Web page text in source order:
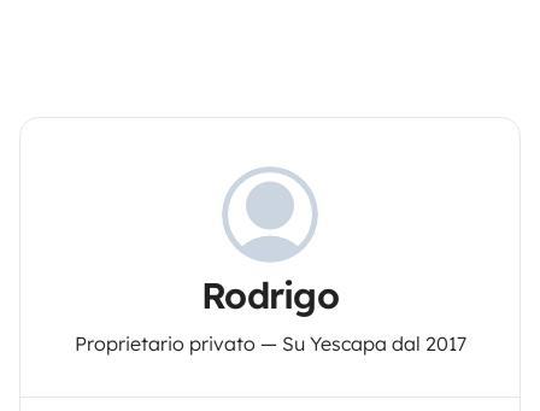
Rodrigo
Proprietario privato — Su Yescapa dal 2017